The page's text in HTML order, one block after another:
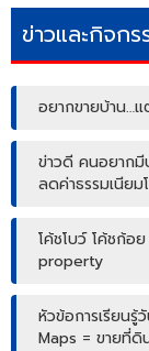
ข่าวและกิจกร
อยากขายบ้าน…แ
ข่าวดี คนอยากมี
ลดค่าธรรมเนีย
โค้ชโบว์ โค้ชก้อ
property
หัวข้อการเรียนรู้วั
Maps = ขายที่ดิ